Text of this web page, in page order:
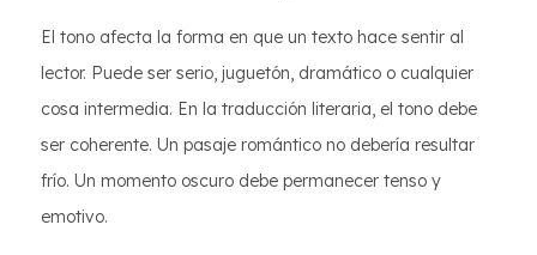
El tono afecta la forma en que un texto hace sentir al
lector. Puede ser serio, juguetón, dramático o cualquier
cosa intermedia. En la traducción literaria, el tono debe
ser coherente. Un pasaje romántico no debería resultar
frío. Un momento oscuro debe permanecer tenso y
emotivo.